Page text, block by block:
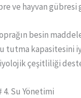
ve hayvan
besin
tutma kapasitesini
çeşitliliği
4. Su Yönetimi